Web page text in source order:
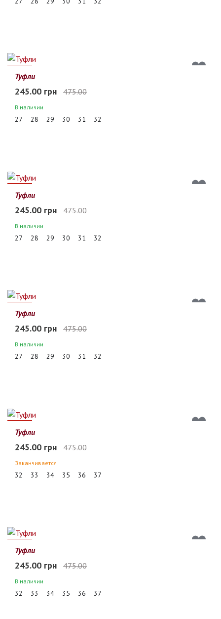
48%
Туфли
245.00 грн 475.00
В наличии
27 28 29 30 31 32
48%
Туфли
245.00 грн 475.00
В наличии
27 28 29 30 31 32
48%
Туфли
245.00 грн 475.00
В наличии
27 28 29 30 31 32
48%
Туфли
245.00 грн 475.00
Заканчивается
32 33 34 35 36 37
48%
Туфли
245.00 грн 475.00
В наличии
32 33 34 35 36 37